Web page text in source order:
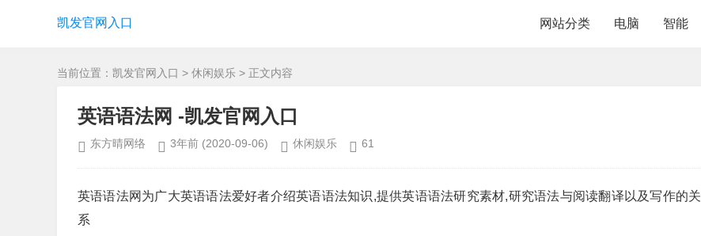
凯发官网入口 网站分类 电脑 智能
当前位置： 凯发官网入口 > 休闲娱乐 > 正文内容
英语语法网 -凯发官网入口
东方晴网络 3年前 (2020-09-06) 休闲娱乐 61
英语语法网为广大英语语法爱好者介绍英语语法知识,提供英语语法研究素材,研究语法与阅读翻译以及写作的关
系